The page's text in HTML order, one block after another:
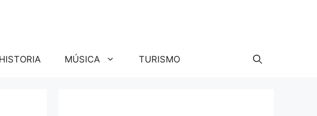
HISTORIA MÚSICA TURISMO